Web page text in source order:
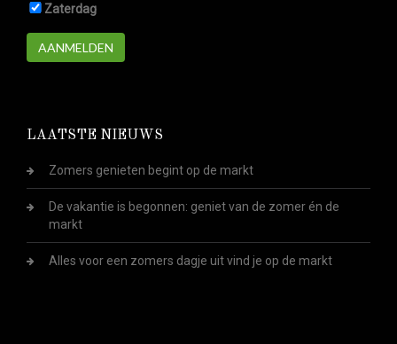
Zaterdag
AANMELDEN
LAATSTE NIEUWS
Zomers genieten begint op de markt
De vakantie is begonnen: geniet van de zomer én de
markt
Alles voor een zomers dagje uit vind je op de markt